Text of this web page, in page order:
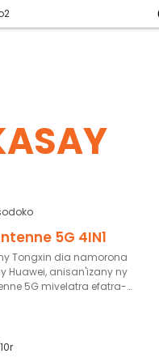
5G 4IN1
Tongxin dia namorona
Huawei, anisan'izany ny
5G mivelatra efatra-
dia nanangana